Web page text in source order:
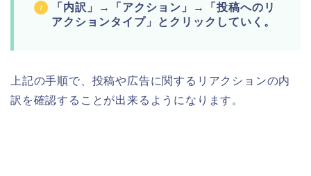
「内訳」→「アクション」→「投稿へのリ
アクションタイプ」とクリックしていく。
上記の手順で、投稿や広告に関するリアクションの内
訳を確認することが出来るようになります。